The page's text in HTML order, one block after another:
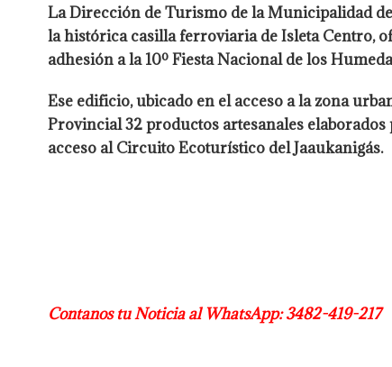
La Dirección de Turismo de la Municipalidad
la histórica casilla ferroviaria de Isleta Centro,
adhesión a la 10º Fiesta Nacional de los
Ese edificio, ubicado en el acceso a la zona
Provincial 32 productos artesanales
acceso al Circuito Ecoturístico del Jaaukanigás.
Contanos tu Noticia al WhatsApp: 3482-419-217